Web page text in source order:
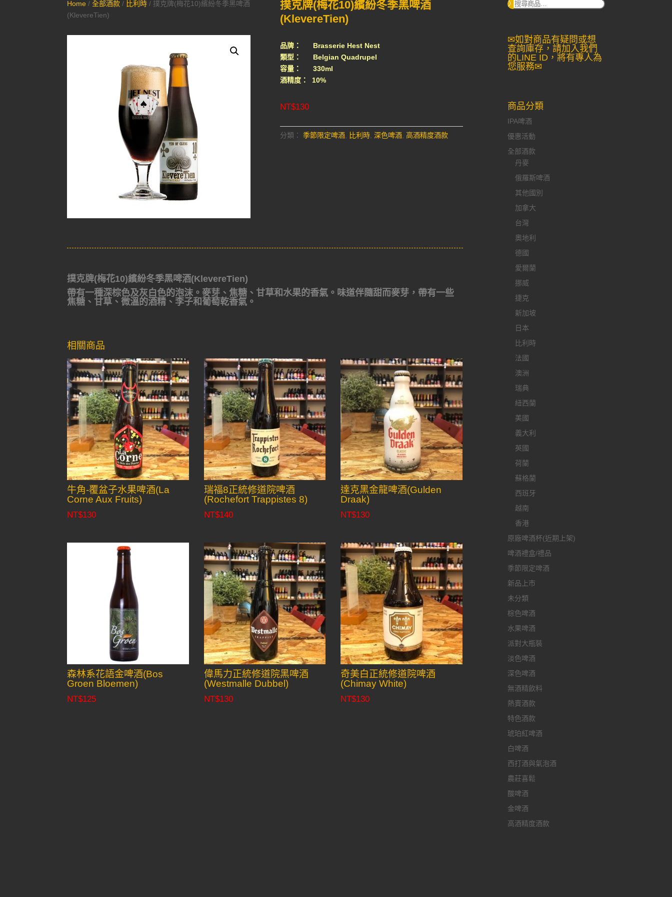
Home /全部酒款 / 比利時 / 撲克牌(梅花10)繽紛冬季黑啤酒
(KlevereTien)
撲克牌(梅花10)繽紛冬季黑啤酒
(KlevereTien)
品牌： Brasserie Hest Nest
類型： Belgian Quadrupel
容量： 330ml
酒精度： 10%
NT$130
分類： 季節限定啤酒, 比利時, 深色啤酒, 高酒精度酒款
撲克牌(梅花10)繽紛冬季黑啤酒(KlevereTien)
帶有一種深棕色及灰白色的泡沫。麥芽、焦糖、甘草和水果的香氣。味道伴隨甜而麥芽，帶有一些
焦糖、甘草、微溫的酒精、李子和葡萄乾香氣。
相關商品
牛角-覆盆子水果啤酒(La
Corne Aux Fruits)
NT$130
瑞福8正統修道院啤酒
(Rochefort Trappistes 8)
NT$140
達克黑金龍啤酒(Gulden
Draak)
NT$130
森林系花語金啤酒(Bos
Groen Bloemen)
NT$125
偉馬力正統修道院黑啤酒
(Westmalle Dubbel)
NT$130
奇美白正統修道院啤酒
(Chimay White)
NT$130
搜
✉如對商品有疑問或想
查詢庫存，請加入我們
的LINE ID，將有專人為
您服務✉
商品分類
IPA啤酒
優惠活動
全部酒款
丹麥
俄羅斯啤酒
其他國別
加拿大
台灣
奧地利
德國
愛爾蘭
挪威
捷克
新加坡
日本
比利時
法國
澳洲
瑞典
紐西蘭
美國
義大利
英國
荷蘭
蘇格蘭
西班牙
越南
香港
原廠啤酒杯(近期上架)
啤酒禮盒/禮品
季節限定啤酒
新品上市
未分類
棕色啤酒
水果啤酒
派對大瓶裝
淡色啤酒
深色啤酒
無酒精飲料
熱賣酒款
特色酒款
琥珀紅啤酒
白啤酒
西打酒與氣泡酒
農莊喜鬆
酸啤酒
金啤酒
高酒精度酒款